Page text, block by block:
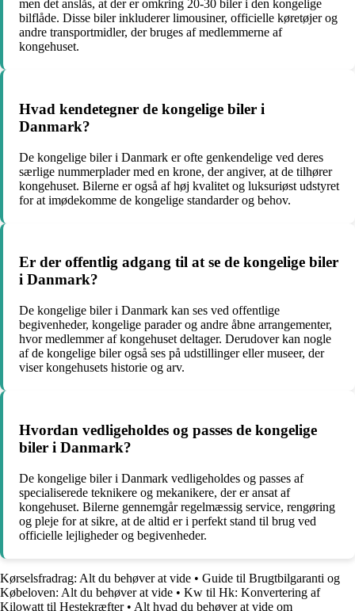
men det anslås, at der er omkring 20-30 biler i den kongelige
bilflåde. Disse biler inkluderer limousiner, officielle køretøjer og
andre transportmidler, der bruges af medlemmerne af
kongehuset.
Hvad kendetegner de kongelige biler i
Danmark?
De kongelige biler i Danmark er ofte genkendelige ved deres
særlige nummerplader med en krone, der angiver, at de tilhører
kongehuset. Bilerne er også af høj kvalitet og luksuriøst udstyret
for at imødekomme de kongelige standarder og behov.
Er der offentlig adgang til at se de kongelige biler
i Danmark?
De kongelige biler i Danmark kan ses ved offentlige
begivenheder, kongelige parader og andre åbne arrangementer,
hvor medlemmer af kongehuset deltager. Derudover kan nogle
af de kongelige biler også ses på udstillinger eller museer, der
viser kongehusets historie og arv.
Hvordan vedligeholdes og passes de kongelige
biler i Danmark?
De kongelige biler i Danmark vedligeholdes og passes af
specialiserede teknikere og mekanikere, der er ansat af
kongehuset. Bilerne gennemgår regelmæssig service, rengøring
og pleje for at sikre, at de altid er i perfekt stand til brug ved
officielle lejligheder og begivenheder.
Kørselsfradrag: Alt du behøver at vide • Guide til Brugtbilgaranti og
Købeloven: Alt du behøver at vide • Kw til Hk: Konvertering af
Kilowatt til Hestekræfter• Alt hvad du behøver at vide om